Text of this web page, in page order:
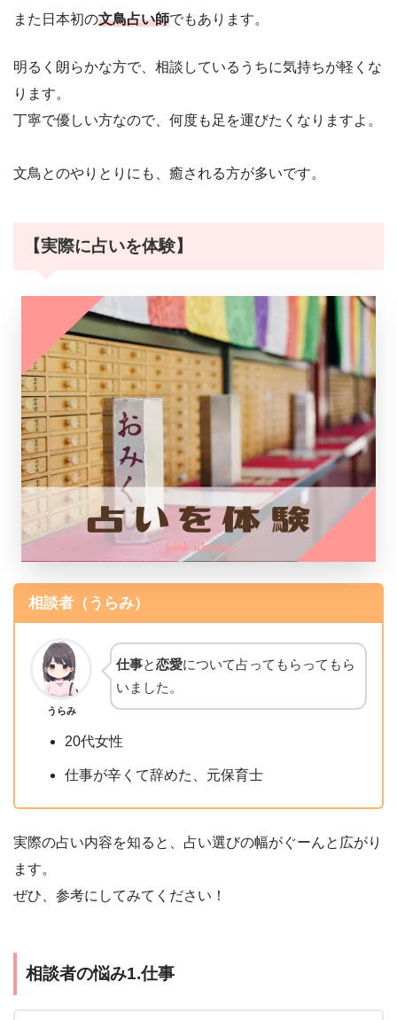
また日本初の文鳥占い師でもあります。
明るく朗らかな方で、相談しているうちに気持ちが軽くな
ります。
丁寧で優しい方なので、何度も足を運びたくなりますよ。
文鳥とのやりとりにも、癒される方が多いです。
【実際に占いを体験】
相談者（うらみ）
うらみ
仕事と恋愛について占ってもらってもら
いました。
20代女性
仕事が辛くて辞めた、元保育士
実際の占い内容を知ると、占い選びの幅がぐーんと広がり
ます。
ぜひ、参考にしてみてください！
相談者の悩み1.仕事